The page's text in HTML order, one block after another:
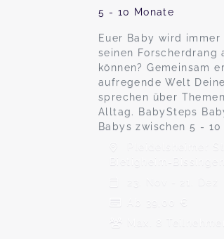
5 - 10 Monate
Euer Baby wird
seinen Forscherdrang
können? Gemeinsam
aufregende Welt
sprechen über
Alltag. BabySteps
Babys zwischen 5 - 10
Pleidelsheimer
Bietigheim-Bissingen
23. Nov - 21. Dez
Ab 39,00 €
Max. 8